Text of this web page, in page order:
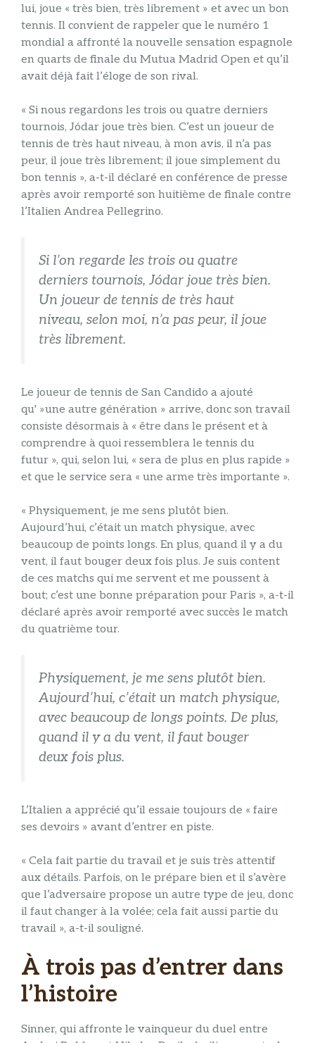
lui, joue « très bien, très librement » et avec un bon
tennis. Il convient de rappeler que le numéro 1
mondial a affronté la nouvelle sensation espagnole
en quarts de finale du Mutua Madrid Open et qu’il
avait déjà fait l’éloge de son rival.
« Si nous regardons les trois ou quatre derniers
tournois, Jódar joue très bien. C’est un joueur de
tennis de très haut niveau, à mon avis, il n’a pas
peur, il joue très librement; il joue simplement du
bon tennis », a-t-il déclaré en conférence de presse
après avoir remporté son huitième de finale contre
l’Italien Andrea Pellegrino.
Si l’on regarde les trois ou quatre
derniers tournois, Jódar joue très bien.
Un joueur de tennis de très haut
niveau, selon moi, n’a pas peur, il joue
très librement.
Le joueur de tennis de San Candido a ajouté
qu' »une autre génération » arrive, donc son travail
consiste désormais à « être dans le présent et à
comprendre à quoi ressemblera le tennis du
futur », qui, selon lui, « sera de plus en plus rapide »
et que le service sera « une arme très importante ».
« Physiquement, je me sens plutôt bien.
Aujourd’hui, c’était un match physique, avec
beaucoup de points longs. En plus, quand il y a du
vent, il faut bouger deux fois plus. Je suis content
de ces matchs qui me servent et me poussent à
bout; c’est une bonne préparation pour Paris », a-t-il
déclaré après avoir remporté avec succès le match
du quatrième tour.
Physiquement, je me sens plutôt bien.
Aujourd’hui, c’était un match physique,
avec beaucoup de longs points. De plus,
quand il y a du vent, il faut bouger
deux fois plus.
L’Italien a apprécié qu’il essaie toujours de « faire
ses devoirs » avant d’entrer en piste.
« Cela fait partie du travail et je suis très attentif
aux détails. Parfois, on le prépare bien et il s’avère
que l’adversaire propose un autre type de jeu, donc
il faut changer à la volée; cela fait aussi partie du
travail », a-t-il souligné.
À trois pas d’entrer dans
l’histoire
Sinner, qui affronte le vainqueur du duel entre